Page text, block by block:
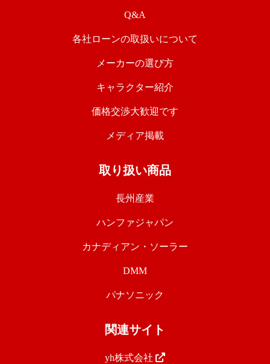
Q&A
各社ローンの取扱いについて
メーカーの選び方
キャラクター紹介
価格交渉大歓迎です
メディア掲載
取り扱い商品
長州産業
ハンファジャパン
カナディアン・ソーラー
DMM
パナソニック
関連サイト
yh株式会社